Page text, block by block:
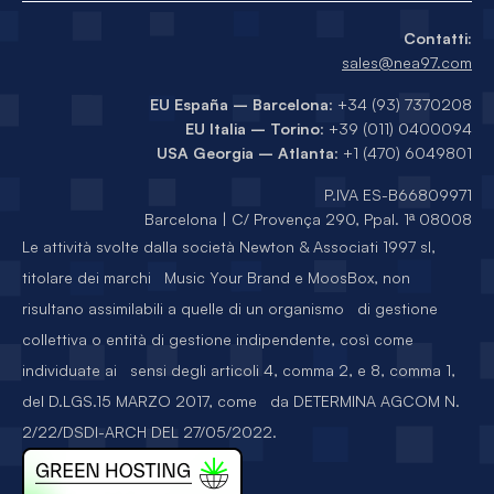
Le attività svolte dalla società Newton & Associati 1997 sl,
titolare dei marchi Music Your Brand e MoosBox, non
risultano assimilabili a quelle di un organismo di gestione
collettiva o entità di gestione indipendente, così come
individuate ai sensi degli articoli 4, comma 2, e 8, comma 1,
del D.LGS.15 MARZO 2017, come da DETERMINA AGCOM N.
2/22/DSDI-ARCH DEL 27/05/2022.
Contatti:
sales@nea97.com
EU España – Barcelona: +34 (93) 7370208
EU Italia – Torino: +39 (011) 0400094
USA Georgia – Atlanta: +1 (470) 6049801
P.IVA ES-B66809971
Barcelona | C/ Provença 290, Ppal. 1ª 08008